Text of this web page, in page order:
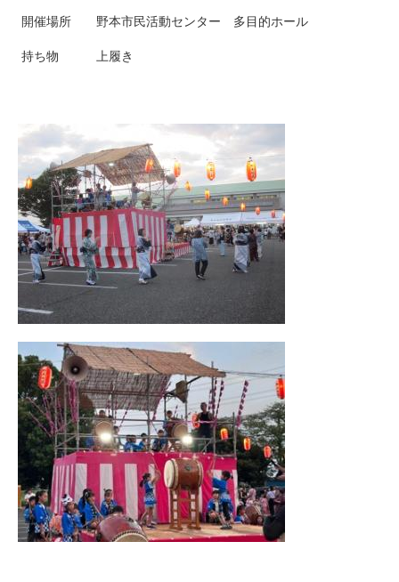
開催場所 野本市民活動センター 多目的ホール
持ち物 上履き